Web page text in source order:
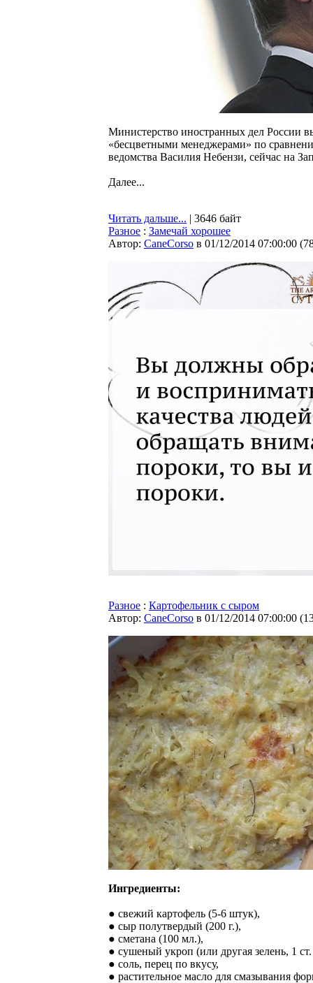
Министерство иностранных дел России
«бесцветными менеджерами» по
ведомства Василия Небензи, сейчас на
Далее...
Читать дальше... | 3646 байт
Разное : Замечай хорошее
Автор: CaneCorso в 01/12/2014 07:00:00 (
Разное : Картофельник с сыром
Автор: CaneCorso в 01/12/2014 07:00:00 (
Ингредиенты:
● свежий картофель (5-6 штук),
● сыр полутвердый (200 г.),
● сметана (100 мл.),
● сушеный укроп (или другая зелень, 1
● соль, перец по вкусу,
● растительное масло для смазывания